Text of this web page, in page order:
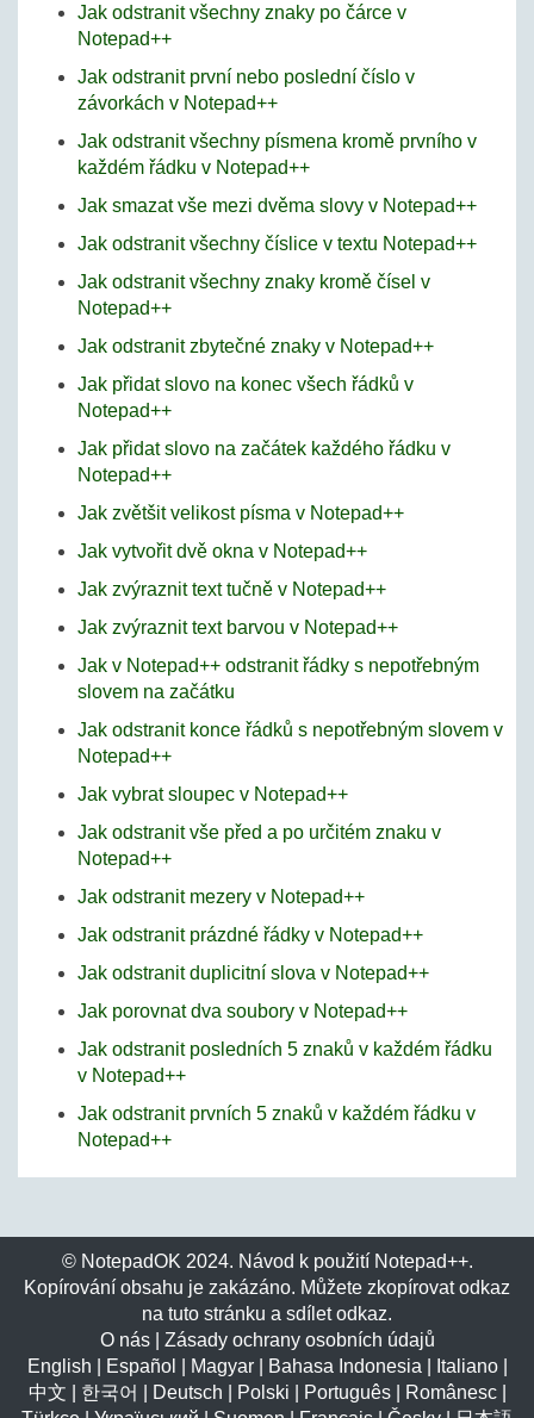
Jak odstranit všechny znaky po čárce v
Notepad++
Jak odstranit první nebo poslední číslo v
závorkách v Notepad++
Jak odstranit všechny písmena kromě prvního v
každém řádku v Notepad++
Jak smazat vše mezi dvěma slovy v Notepad++
Jak odstranit všechny číslice v textu Notepad++
Jak odstranit všechny znaky kromě čísel v
Notepad++
Jak odstranit zbytečné znaky v Notepad++
Jak přidat slovo na konec všech řádků v
Notepad++
Jak přidat slovo na začátek každého řádku v
Notepad++
Jak zvětšit velikost písma v Notepad++
Jak vytvořit dvě okna v Notepad++
Jak zvýraznit text tučně v Notepad++
Jak zvýraznit text barvou v Notepad++
Jak v Notepad++ odstranit řádky s nepotřebným
slovem na začátku
Jak odstranit konce řádků s nepotřebným slovem v
Notepad++
Jak vybrat sloupec v Notepad++
Jak odstranit vše před a po určitém znaku v
Notepad++
Jak odstranit mezery v Notepad++
Jak odstranit prázdné řádky v Notepad++
Jak odstranit duplicitní slova v Notepad++
Jak porovnat dva soubory v Notepad++
Jak odstranit posledních 5 znaků v každém řádku
v Notepad++
Jak odstranit prvních 5 znaků v každém řádku v
Notepad++
© NotepadOK 2024. Návod k použití Notepad++.
Kopírování obsahu je zakázáno. Můžete zkopírovat odkaz
na tuto stránku a sdílet odkaz.
O nás| Zásady ochrany osobních údajů
English
Español Magyar| Bahasa Indonesia Italiano|
中文
한국어 Deutsch Polski Português| Românesc|